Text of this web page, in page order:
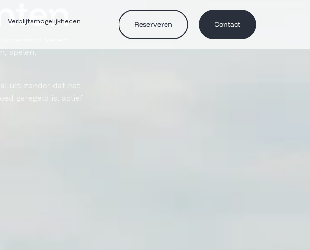
Verblijfsmogelijkheden Reserveren Contact
spelen,
uit, zonder dat het
geregeld is, actief